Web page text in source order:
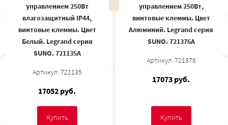
управлением 250Вт
влагозащитный IP44,
винтовые клеммы. Цвет
Белый. Legrand серия
SUNO. 721135A
Артикул: 721135
17052 руб.
Купить
управлением 250Вт,
винтовые клеммы. Цвет
Алюминий. Legrand серия
SUNO. 721376A
Артикул: 721376
17073 руб.
Купить